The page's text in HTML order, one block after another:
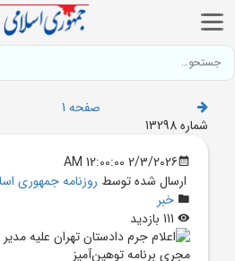
صفحه 1
شماره 13298
2/3/2026 12:00:00 AM
ارسال شده توسط روزنامه جمهوری
خبر